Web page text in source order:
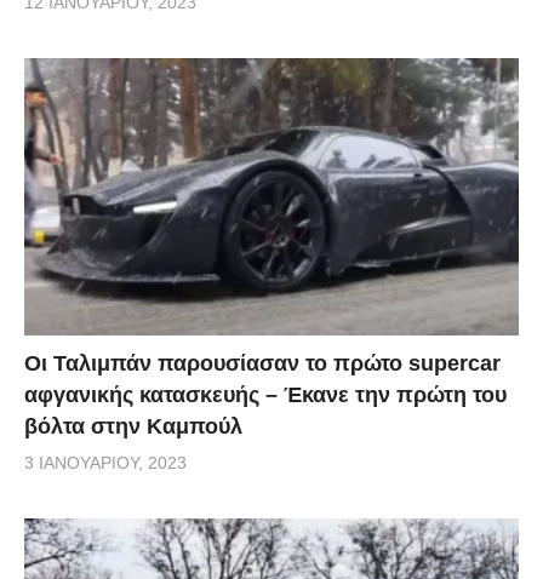
Οι Ταλιμπάν παρουσίασαν το πρώτο supercar
αφγανικής κατασκευής – Έκανε την πρώτη του
βόλτα στην Καμπούλ
3 ΙΑΝΟΥΑΡΊΟΥ, 2023